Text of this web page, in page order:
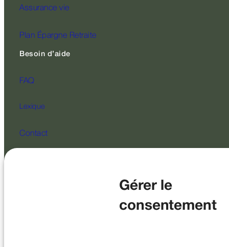
Gérer le
consentement
Assurance vie
Plan Épargne Retraite
Besoin d’aide
FAQ
Lexique
Contact